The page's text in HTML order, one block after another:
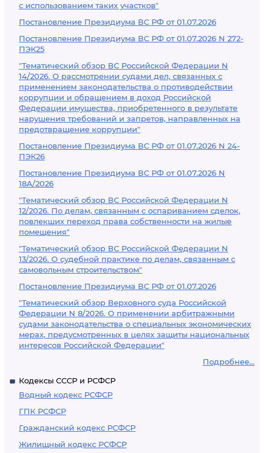
с использованием таких участков"
Постановление Президиума ВС РФ от 01.07.2026
Постановление Президиума ВС РФ от 01.07.2026 N 272-
ПЭК25
"Тематический обзор ВС Российской Федерации N
14/2026. О рассмотрении судами дел, связанных с
применением законодательства о противодействии
коррупции и обращением в доход Российской
Федерации имущества, приобретенного в результате
нарушения требований и запретов, направленных на
предотвращение коррупции"
Постановление Президиума ВС РФ от 01.07.2026 N 24-
ПЭК26
Постановление Президиума ВС РФ от 01.07.2026 N
18А/2026
"Тематический обзор ВС Российской Федерации N
12/2026. По делам, связанным с оспариванием сделок,
повлекших переход права собственности на жилые
помещения"
"Тематический обзор ВС Российской Федерации N
13/2026. О судебной практике по делам, связанным с
самовольным строительством"
Постановление Президиума ВС РФ от 01.07.2026
"Тематический обзор Верховного суда Российской
Федерации N 8/2026. О применении арбитражными
судами законодательства о специальных экономических
мерах, предусмотренных в целях защиты национальных
интересов Российской Федерации"
Подробнее...
Кодексы СССР и РСФСР
Водный кодекс РСФСР
ГПК РСФСР
Гражданский кодекс РСФСР
Жилищный кодекс РСФСР